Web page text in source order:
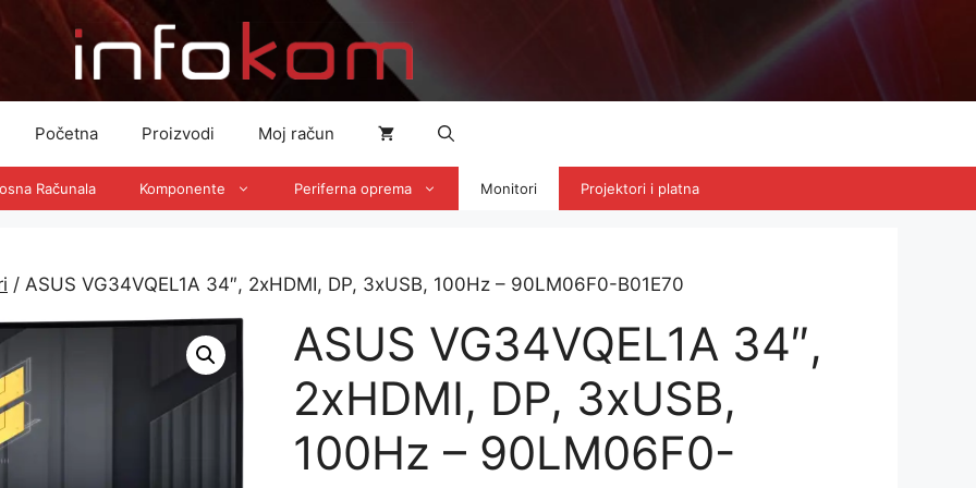
Početna Proizvodi Moj račun
Računala Komponente Periferna oprema Monitori Projektori i platna
/ ASUS VG34VQEL1A 34″, 2xHDMI, DP, 3xUSB, 100Hz – 90LM06F0-B01E70
ASUS VG34VQEL1A 34″,
2xHDMI, DP, 3xUSB,
100Hz – 90LM06F0-